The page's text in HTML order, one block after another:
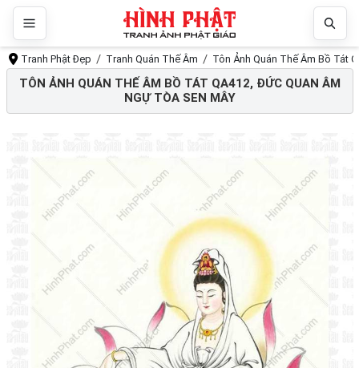
Tranh Phật Đẹp Tranh Quán Thế Âm Tôn Ảnh Quán Thế Âm Bồ Tát
TÔN ẢNH QUÁN THẾ ÂM BỒ TÁT QA412, ĐỨC QUAN ÂM
NGỰ TÒA SEN MÂY